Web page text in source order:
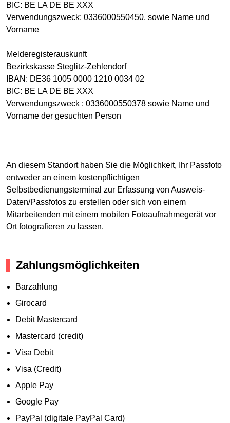
BIC: BE LA DE BE XXX
Verwendungszweck: 0336000550450, sowie Name und
Vorname
Melderegisterauskunft
Bezirkskasse Steglitz-Zehlendorf
IBAN: DE36 1005 0000 1210 0034 02
BIC: BE LA DE BE XXX
Verwendungszweck : 0336000550378 sowie Name und
Vorname der gesuchten Person
An diesem Standort haben Sie die Möglichkeit, Ihr Passfoto
entweder an einem kostenpflichtigen
Selbstbedienungsterminal zur Erfassung von Ausweis-
Daten/Passfotos zu erstellen oder sich von einem
Mitarbeitenden mit einem mobilen Fotoaufnahmegerät vor
Ort fotografieren zu lassen.
Zahlungsmöglichkeiten
Barzahlung
Girocard
Debit Mastercard
Mastercard (credit)
Visa Debit
Visa (Credit)
Apple Pay
Google Pay
PayPal (digitale PayPal Card)